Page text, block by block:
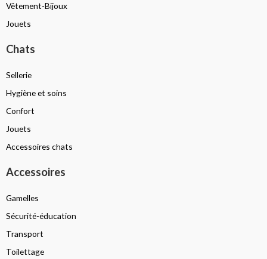
Vêtement-Bijoux
Jouets
Chats
Sellerie
Hygiène et soins
Confort
Jouets
Accessoires chats
Accessoires
Gamelles
Sécurité-éducation
Transport
Toilettage